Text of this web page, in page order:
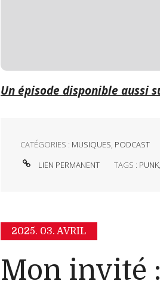
Un épisode disponible aussi
CATÉGORIES : MUSIQUES, PODCAST
LIEN PERMANENT
TAGS : PUNK
2025. 03. AVRIL
Mon invité